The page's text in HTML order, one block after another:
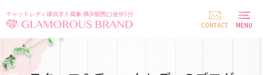
チャットレディ横浜求人募集 横浜駅西口徒歩5分
CONTACT
MENU